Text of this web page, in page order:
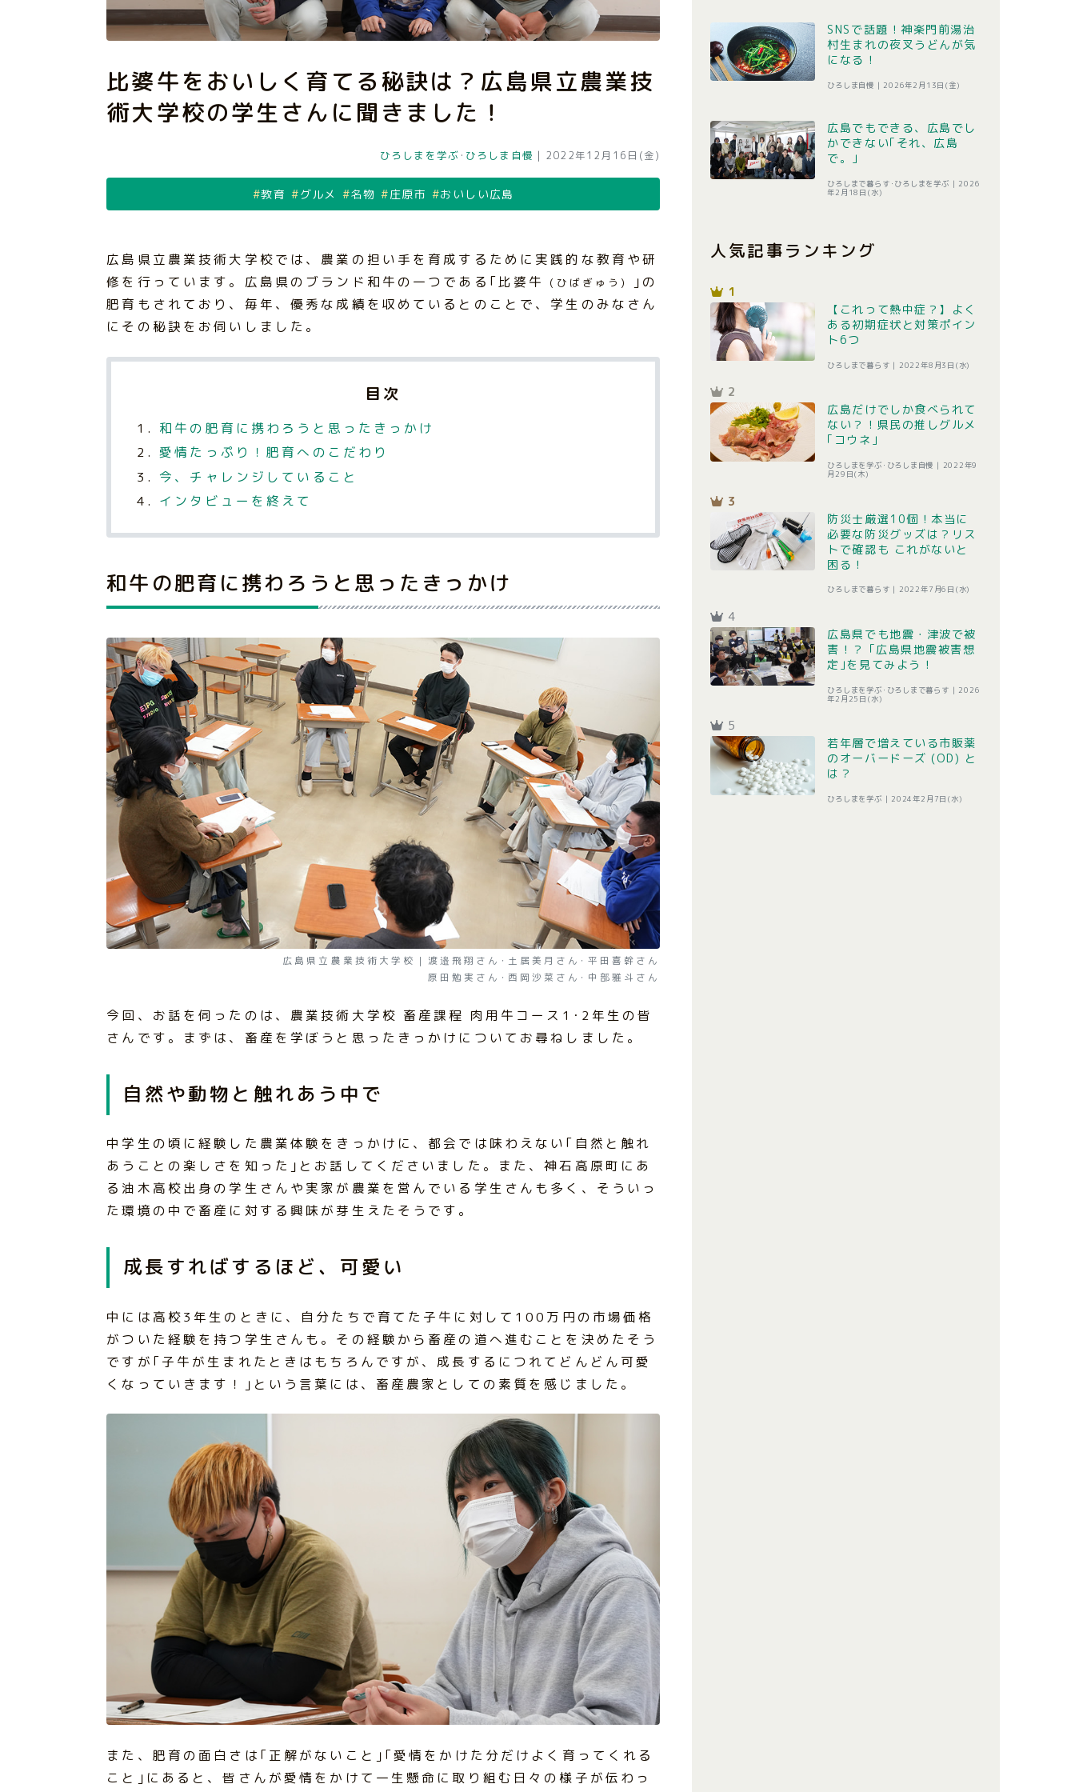
比婆牛をおいしく育てる秘訣は？広島県立農業技
術大学校の学生さんに聞きました！
ひろしまを学ぶ ･ ひろしま自慢 | 2022年12月16日(金)
教育 グルメ 名物 庄原市 おいしい広島
広島県立農業技術大学校では、農業の担い手を育成するために実践的な教育や研
修を行っています。広島県のブランド和牛の一つである｢比婆牛
(ひばぎゅう)
｣の
肥育もされており、毎年、優秀な成績を収めているとのことで、学生のみなさん
にその秘訣をお伺いしました。
目次
和牛の肥育に携わろうと思ったきっかけ
愛情たっぷり！肥育へのこだわり
今、チャレンジしていること
インタビューを終えて
和牛の肥育に携わろうと思ったきっかけ
広島県立農業技術大学校｜渡邉飛翔さん･土居美月さん･平田喜幹さん
原田勉実さん･西岡沙菜さん･中部雅斗さん
今回、お話を伺ったのは、農業技術大学校 畜産課程 肉用牛コース1･2年生の皆
さんです。まずは、畜産を学ぼうと思ったきっかけについてお尋ねしました。
自然や動物と触れあう中で
中学生の頃に経験した農業体験をきっかけに、都会では味わえない｢自然と触れ
あうことの楽しさを知った｣とお話してくださいました。また、神石高原町にあ
る油木高校出身の学生さんや実家が農業を営んでいる学生さんも多く、そういっ
た環境の中で畜産に対する興味が芽生えたそうです。
成長すればするほど、可愛い
中には高校3年生のときに、自分たちで育てた子牛に対して100万円の市場価格
がついた経験を持つ学生さんも。その経験から畜産の道へ進むことを決めたそう
ですが｢子牛が生まれたときはもちろんですが、成長するにつれてどんどん可愛
くなっていきます！｣という言葉には、畜産農家としての素質を感じました。
また、肥育の面白さは｢正解がないこと｣｢愛情をかけた分だけよく育ってくれる
こと｣にあると、皆さんが愛情をかけて一生懸命に取り組む日々の様子が伝わっ
SNSで話題！神楽門前湯治
村生まれの夜叉うどんが気
になる！
ひろしま自慢 | 2026年2月13日(金)
広島でもできる、広島でし
かできない｢それ、広島
で。｣
ひろしまで暮らす･ひろしまを学ぶ | 2026
年2月18日(水)
人気記事ランキング
1
【これって熱中症？】よく
ある初期症状と対策ポイン
ト6つ
ひろしまで暮らす | 2022年8月3日(水)
2
広島だけでしか食べられて
ない？！県民の推しグルメ
｢コウネ｣
ひろしまを学ぶ･ひろしま自慢 | 2022年9
月29日(木)
3
防災士厳選10個！本当に
必要な防災グッズは？リス
トで確認も これがないと
困る！
ひろしまで暮らす | 2022年7月6日(水)
4
広島県でも地震・津波で被
害！？ ｢広島県地震被害想
定｣を見てみよう！
ひろしまを学ぶ･ひろしまで暮らす | 2026
年2月25日(水)
5
若年層で増えている市販薬
のオーバードーズ (OD) と
は？
ひろしまを学ぶ | 2024年2月7日(水)